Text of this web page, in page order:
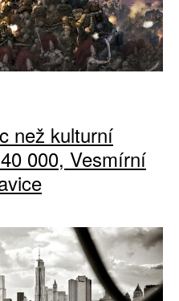
než kulturní
000, Vesmírní